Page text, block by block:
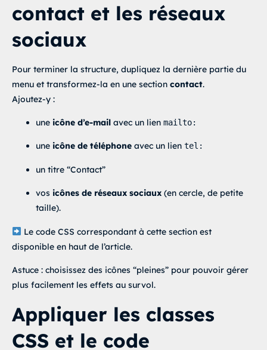
contact et les réseaux
sociaux
Pour terminer la structure, dupliquez la dernière partie du
menu et transformez-la en une section contact.
Ajoutez-y :
une icône d’e-mail avec un lien mailto:
une icône de téléphone avec un lien tel:
un titre “Contact”
vos icônes de réseaux sociaux (en cercle, de petite
taille).
Le code CSS correspondant à cette section est
disponible en haut de l’article.
Astuce : choisissez des icônes “pleines” pour pouvoir gérer
plus facilement les effets au survol.
Appliquer les classes
CSS et le code